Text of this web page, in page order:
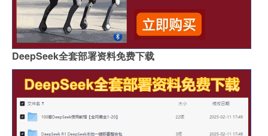
DeepSeek全套部署资料免费下载